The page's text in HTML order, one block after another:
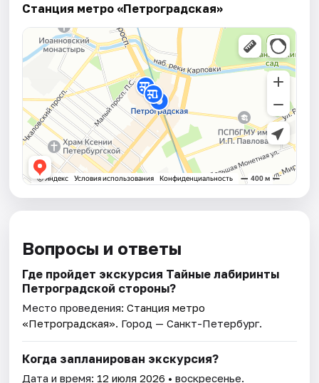
Станция метро «Петроградская»
Вопросы и ответы
Где пройдет экскурсия Тайные лабиринты
Петроградской стороны?
Место проведения:Станция метро
«Петроградская». Город — Санкт-Петербург.
Когда запланирован экскурсия?
Дата и время: 12 июля 2026 • воскресенье.